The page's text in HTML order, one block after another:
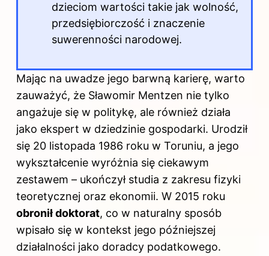
dzieciom wartości takie jak wolność,
przedsiębiorczość i znaczenie
suwerenności narodowej.
Mając na uwadze jego barwną karierę, warto
zauważyć, że Sławomir Mentzen nie tylko
angażuje się w politykę, ale również działa
jako ekspert w dziedzinie gospodarki. Urodził
się 20 listopada 1986 roku w Toruniu, a jego
wykształcenie wyróżnia się ciekawym
zestawem – ukończył studia z zakresu fizyki
teoretycznej oraz ekonomii. W 2015 roku
obronił doktorat, co w naturalny sposób
wpisało się w kontekst jego późniejszej
działalności jako doradcy podatkowego.